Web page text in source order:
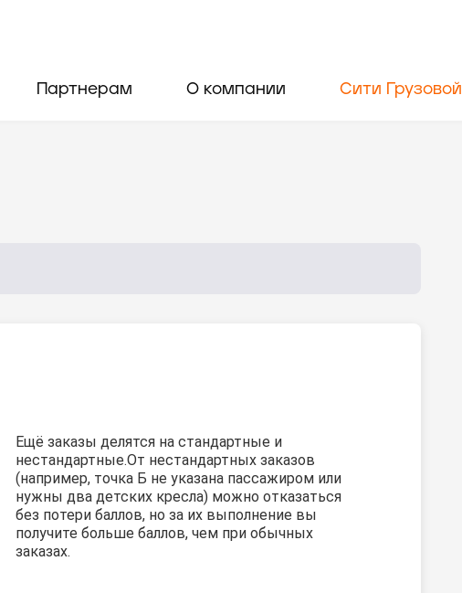
Партнерам О компании Сити Грузовой
Ещё заказы делятся на стандартные и
нестандартные.От нестандартных заказов
(например, точка Б не указана пассажиром или
нужны два детских кресла) можно отказаться
без потери баллов, но за их выполнение вы
получите больше баллов, чем при обычных
заказах.
Ещё заказы делятся на стандартные и
нестандартные.От нестандартных заказов
(например, точка Б не указана пассажиром или
нужны два детских кресла) можно отказаться
без потери баллов, но за их выполнение вы
получите больше баллов, чем при обычных
заказах.
Ещё заказы делятся на стандартные и
нестандартные.От нестандартных заказов
(например, точка Б не указана пассажиром или
нужны два детских кресла) можно отказаться
без потери баллов, но за их выполнение вы
получите больше баллов, чем при обычных
заказах.